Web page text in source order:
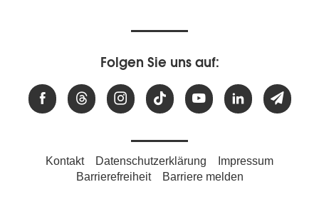
Folgen Sie uns auf:
Kontakt Datenschutzerklärung
Impressum
Barrierefreiheit
Barriere melden